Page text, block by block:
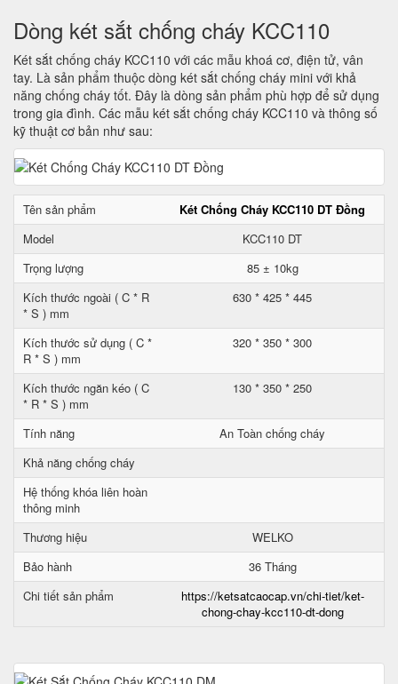
Dòng két sắt chống cháy KCC110
Két sắt chống cháy KCC110 với các mẫu khoá cơ, điện tử, vân
tay. Là sản phẩm thuộc dòng két sắt chống cháy mini với khả
năng chống cháy tốt. Đây là dòng sản phẩm phù hợp để sử dụng
trong gia đình. Các mẫu két sắt chống cháy KCC110 và thông số
kỹ thuật cơ bản như sau:
Tên sản phẩm
Két Chống Cháy KCC110 DT Đồng
Model
KCC110 DT
Trọng lượng
85 ± 10kg
Kích thước ngoài ( C * R
* S ) mm
630 * 425 * 445
Kích thước sử dụng ( C *
R * S ) mm
320 * 350 * 300
Kích thước ngăn kéo ( C
* R * S ) mm
130 * 350 * 250
Tính năng
An Toàn chống cháy
Khả năng chống cháy
Hệ thống khóa liên hoàn
thông minh
Thương hiệu
WELKO
Bảo hành
36 Tháng
Chi tiết sản phẩm
https://ketsatcaocap.vn/chi-tiet/ket-
chong-chay-kcc110-dt-dong